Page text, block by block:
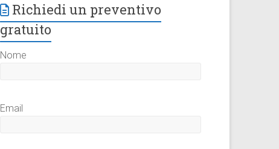
Richiedi un preventivo
gratuito
Nome
Email